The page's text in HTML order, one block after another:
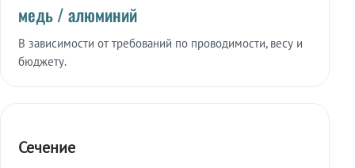
медь / алюминий
В зависимости от требований по проводимости, весу и
бюджету.
Сечение